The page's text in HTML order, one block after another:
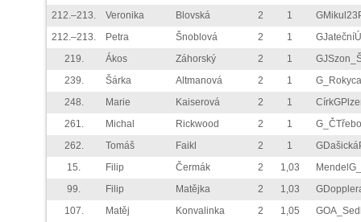
212.–213.
Veronika Blovská 2 1
212.–213.
Petra Šnoblová 2 1
219.
Ákos Záhorský 2 1
239.
Šárka Altmanová 2 1
248.
Marie Kaiserová 2 1
261.
Michal Rickwood 2 1
262.
Tomáš Faikl 2 1
15.
Filip Čermák 2 1,03
99.
Filip Matějka 2 1,03
107.
Matěj Konvalinka 2 1,05